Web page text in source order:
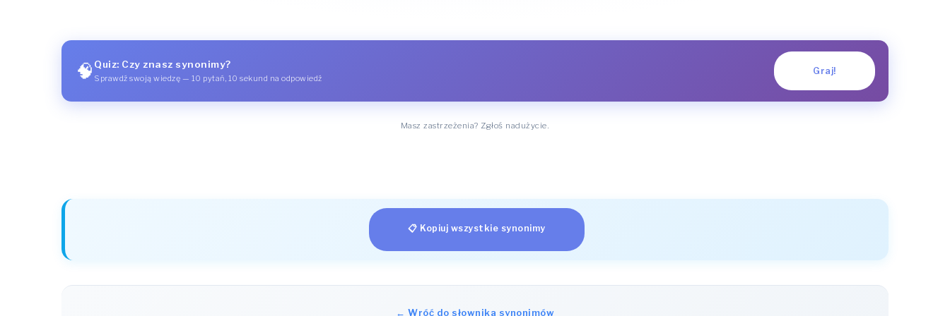
🧠 Quiz: Czy znasz synonimy?
Sprawdź swoją wiedzę — 10 pytań, 10 sekund na odpowiedź
Graj!
Masz zastrzeżenia? Zgłoś nadużycie.
📋 Kopiuj wszystkie synonimy
← Wróć do słownika synonimów